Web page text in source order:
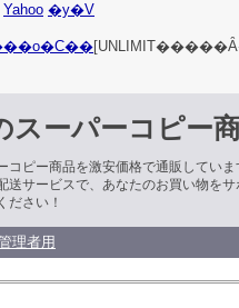
Yahoo �y�V
スーパーコピー
コピー商品を激安価格で通販してい
送サービスで、あなたのお買い物を
ださい！
理者用